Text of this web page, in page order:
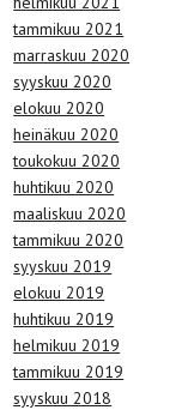
tammikuu 2021
marraskuu 2020
syyskuu 2020
elokuu 2020
heinäkuu 2020
toukokuu 2020
huhtikuu 2020
maaliskuu 2020
tammikuu 2020
syyskuu 2019
elokuu 2019
huhtikuu 2019
helmikuu 2019
tammikuu 2019
syyskuu 2018